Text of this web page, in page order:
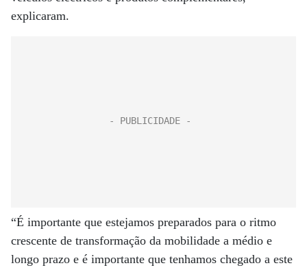
explicaram.
“É importante que estejamos preparados para o ritmo
crescente de transformação da mobilidade a médio e
longo prazo e é importante que tenhamos chegado a este